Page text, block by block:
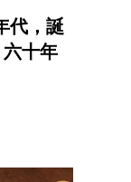
代，誕
十年